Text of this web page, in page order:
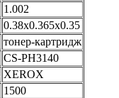
1.002
0.38x0.365x0.35
тонер-картридж
CS-PH3140
XEROX
1500